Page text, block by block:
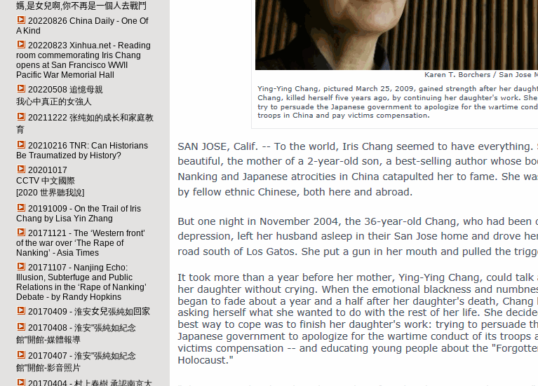
媽,是女兒啊,你不再是一個人去戰鬥
20220826 China Daily - One Of
A Kind
20220823 Xinhua.net - Reading
room commemorating Iris Chang
opens at San Francisco WWII
Pacific War Memorial Hall
20220508 追憶母親
我心中真正的女強人
20211222 张纯如的成长和家庭教
育
20210216 TNR: Can Historians
Be Traumatized by History?
20201017
CCTV 中文國際
[2020 世界聽我說]
20191009 - On the Trail of Iris
Chang by Lisa Yin Zhang
20171121 - The ‘Western front’
of the war over ‘The Rape of
Nanking’ - Asia Times
20171107 - Nanjing Echo:
Illusion, Subterfuge and Public
Relations in the ‘Rape of Nanking’
Debate - by Randy Hopkins
20170409 - 淮安女兒張純如 回家
20170408 - 淮安"張純如紀念
館"開館-媒體報導
20170407 - 淮安"張純如紀念
館"開館-影音照片
20170404 - 村上春樹 承認南京大